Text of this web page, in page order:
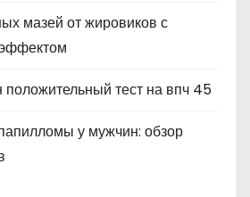
мазей от жировиков с
положительный тест на впч 45
у мужчин: обзор